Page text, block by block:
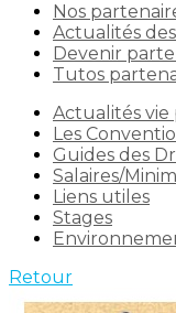
Nos
Actualités
Devenir
Tutos
Actualités vie
Les
Guides des
Salaires/
Liens utiles
Stages
Retour